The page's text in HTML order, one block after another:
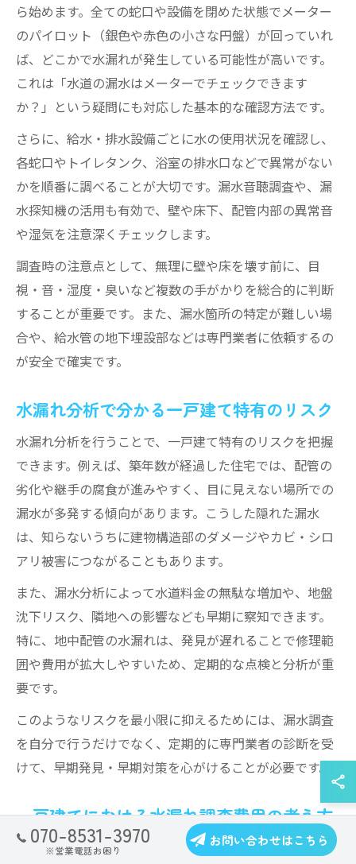
ら始めます。全ての蛇口や設備を閉めた状態でメーター
のパイロット（銀色や赤色の小さな円盤）が回っていれ
ば、どこかで水漏れが発生している可能性が高いです。
これは「水道の漏水はメーターでチェックできます
か？」という疑問にも対応した基本的な確認方法です。
さらに、給水・排水設備ごとに水の使用状況を確認し、
各蛇口やトイレタンク、浴室の排水口などで異常がない
かを順番に調べることが大切です。漏水音聴調査や、漏
水探知機の活用も有効で、壁や床下、配管内部の異常音
や湿気を注意深くチェックします。
調査時の注意点として、無理に壁や床を壊す前に、目
視・音・湿度・臭いなど複数の手がかりを総合的に判断
することが重要です。また、漏水箇所の特定が難しい場
合や、給水管の地下埋設部などは専門業者に依頼するの
が安全で確実です。
水漏れ分析で分かる一戸建て特有のリスク
水漏れ分析を行うことで、一戸建て特有のリスクを把握
できます。例えば、築年数が経過した住宅では、配管の
劣化や継手の腐食が進みやすく、目に見えない場所での
漏水が多発する傾向があります。こうした隠れた漏水
は、知らないうちに建物構造部のダメージやカビ・シロ
アリ被害につながることもあります。
また、漏水分析によって水道料金の無駄な増加や、地盤
沈下リスク、隣地への影響なども早期に察知できます。
特に、地中配管の水漏れは、発見が遅れることで修理範
囲や費用が拡大しやすいため、定期的な点検と分析が重
要です。
このようなリスクを最小限に抑えるためには、漏水調査
を自分で行うだけでなく、定期的に専門業者の診断を受
けて、早期発見・早期対策を心がけることが必要です。
一戸建てにおける水漏れ調査費用の考え方
一戸建ての水漏れ調査費用は、調査の範囲や方法、発生
070-8531-3970
※営業電話お困り
お問い合わせはこちら